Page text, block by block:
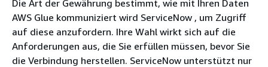
Die Art der Gewährung bestimmt, wie mit Ihren Daten
AWS Glue kommuniziert wird ServiceNow , um Zugriff
auf diese anzufordern. Ihre Wahl wirkt sich auf die
Anforderungen aus, die Sie erfüllen müssen, bevor Sie
die Verbindung herstellen. ServiceNow unterstützt nur